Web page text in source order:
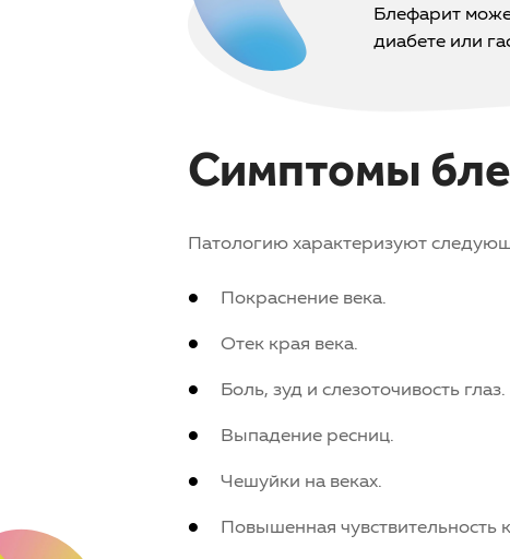
Блефарит
диабете или
Симптомы
Патологию характеризуют
Покраснение века.
Отек края века.
Боль, зуд и слезоточивость глаз.
Выпадение ресниц.
Чешуйки на веках.
Повышенная чувствительность